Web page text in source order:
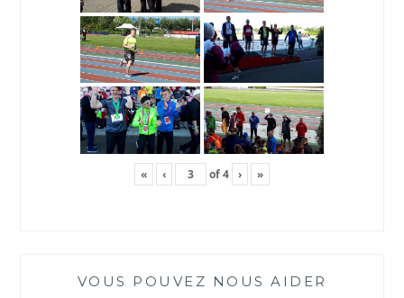
« ‹ of4 › »
VOUS POUVEZ NOUS AIDER